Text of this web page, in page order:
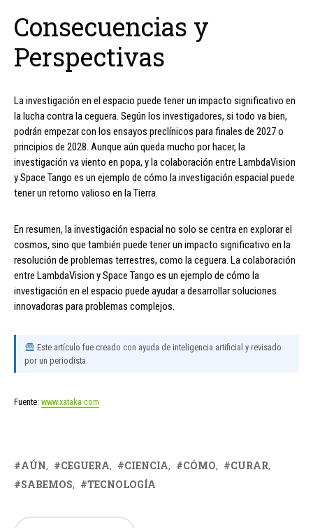
Consecuencias y
Perspectivas
La investigación en el espacio puede tener un impacto significativo en
la lucha contra la ceguera. Según los investigadores, si todo va bien,
podrán empezar con los ensayos preclínicos para finales de 2027 o
principios de 2028. Aunque aún queda mucho por hacer, la
investigación va viento en popa, y la colaboración entre LambdaVision
y Space Tango es un ejemplo de cómo la investigación espacial puede
tener un retorno valioso en la Tierra.
En resumen, la investigación espacial no solo se centra en explorar el
cosmos, sino que también puede tener un impacto significativo en la
resolución de problemas terrestres, como la ceguera. La colaboración
entre LambdaVision y Space Tango es un ejemplo de cómo la
investigación en el espacio puede ayudar a desarrollar soluciones
innovadoras para problemas complejos.
Este artículo fue creado con ayuda de inteligencia artificial y revisado
por un periodista.
Fuente: www.xataka.com
AÚN CEGUERA CIENCIA CÓMO
CURAR
SABEMOS
TECNOLOGÍA